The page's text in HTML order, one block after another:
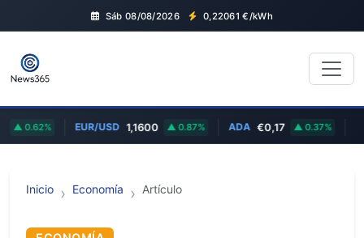
Sáb 08/08/2026 0,22061 €/kWh
0.62% EUR/USD 1,1600 0.87% ADA €0,17 0.37%
Inicio Economía Artículo